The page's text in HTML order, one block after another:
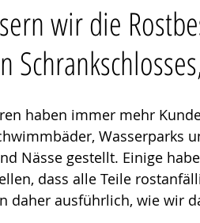
wir die
haben immer mehr
Wasserparks
Nässe gestellt. Einige
dass alle Teile
daher ausführlich, wie wir